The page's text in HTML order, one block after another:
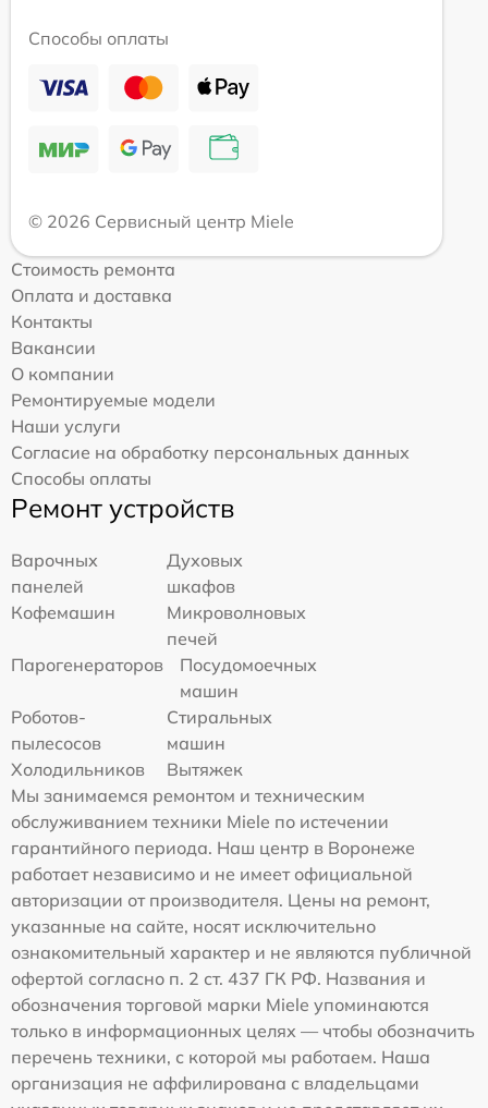
Способы оплаты
© 2026 Сервисный центр Miele
Стоимость ремонта
Оплата и доставка
Контакты
Вакансии
О компании
Ремонтируемые модели
Наши услуги
Согласие на обработку персональных данных
Способы оплаты
Ремонт устройств
Варочных
панелей
Духовых
шкафов
Кофемашин
Микроволновых
печей
Парогенераторов
Посудомоечных
машин
Роботов-
пылесосов
Стиральных
машин
Холодильников
Вытяжек
Мы занимаемся ремонтом и техническим
обслуживанием техники Miele по истечении
гарантийного периода. Наш центр в Воронеже
работает независимо и не имеет официальной
авторизации от производителя. Цены на ремонт,
указанные на сайте, носят исключительно
ознакомительный характер и не являются публичной
офертой согласно п. 2 ст. 437 ГК РФ. Названия и
обозначения торговой марки Miele упоминаются
только в информационных целях — чтобы обозначить
перечень техники, с которой мы работаем. Наша
организация не аффилирована с владельцами